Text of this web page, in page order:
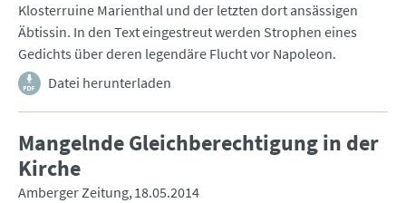
Klosterruine Marienthal und der letzten dort ansässigen
Äbtissin. In den Text eingestreut werden Strophen eines
Gedichts über deren legendäre Flucht vor Napoleon.
Datei herunterladen
Mangelnde Gleichberechtigung in der
Kirche
Amberger Zeitung 18.05.2014